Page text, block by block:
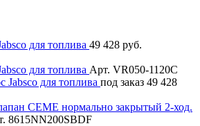
для топлива 49 428 руб.
для топлива Арт. VR050-1120C
под заказ 49 428
CEME нормально закрытый 2-ход.
8615NN200SBDF